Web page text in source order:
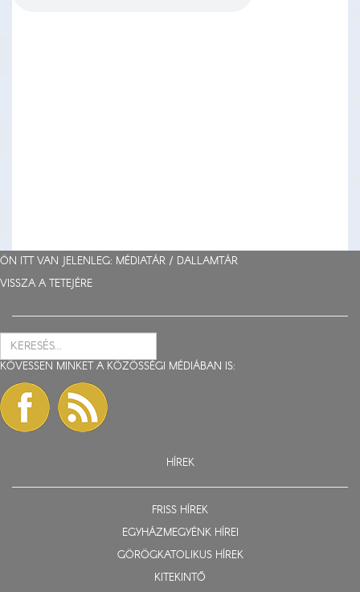
ÖN ITT VAN JELENLEG: MÉDIATÁR / DALLAMTÁR
VISSZA A TETEJÉRE
KÖVESSEN MINKET A KÖZÖSSÉGI MÉDIÁBAN IS:
HÍREK
FRISS HÍREK
EGYHÁZMEGYÉNK HÍREI
GÖRÖGKATOLIKUS HÍREK
KITEKINTŐ